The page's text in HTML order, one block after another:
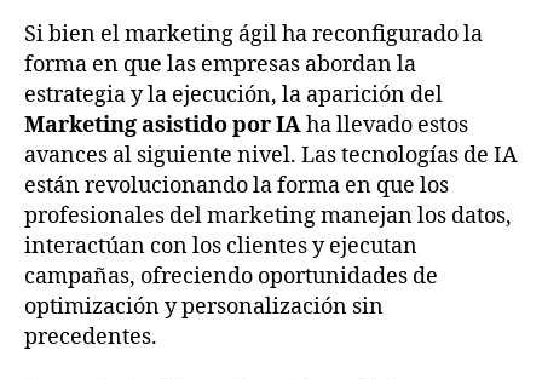
Si bien el marketing ágil ha reconfigurado la
forma en que las empresas abordan la
estrategia y la ejecución, la aparición del
Marketing asistido por IAha llevado estos
avances al siguiente nivel. Las tecnologías de IA
están revolucionando la forma en que los
profesionales del marketing manejan los datos,
interactúan con los clientes y ejecutan
campañas, ofreciendo oportunidades de
optimización y personalización sin
precedentes.